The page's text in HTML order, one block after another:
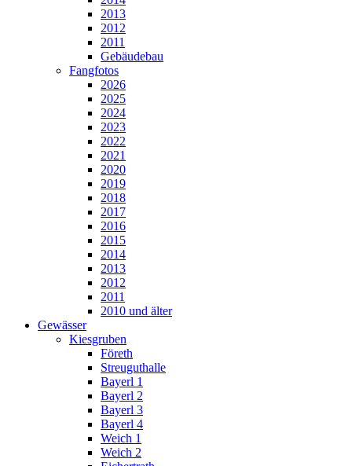
2013
2012
2011
Gebäudebau
Fangfotos
2026
2025
2024
2023
2022
2021
2020
2019
2018
2017
2016
2015
2014
2013
2012
2011
2010 und älter
Gewässer
Kiesgruben
Företh
Streuguthalle
Bayerl 1
Bayerl 2
Bayerl 3
Bayerl 4
Weich 1
Weich 2